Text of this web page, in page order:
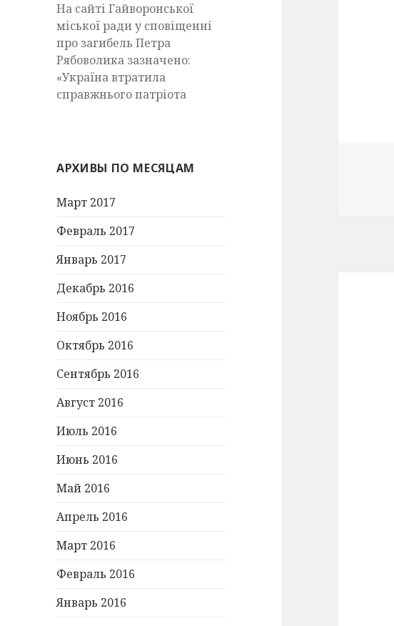
На сайті Гайворонської
міської ради у сповіщенні
про загибель Петра
Рябоволика зазначено:
«Україна втратила
справжнього патріота
АРХИВЫ ПО МЕСЯЦАМ
Март 2017
Февраль 2017
Январь 2017
Декабрь 2016
Ноябрь 2016
Октябрь 2016
Сентябрь 2016
Август 2016
Июль 2016
Июнь 2016
Май 2016
Апрель 2016
Март 2016
Февраль 2016
Январь 2016